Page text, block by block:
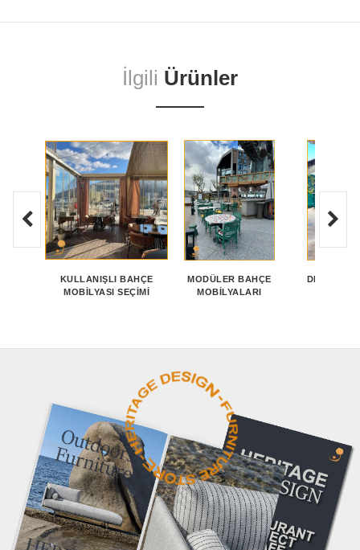
İlgili Ürünler
KULLANIŞLI BAHÇE
MOBILYASI SEÇIMI
MODÜLER BAHÇE
MOBİLYALARI